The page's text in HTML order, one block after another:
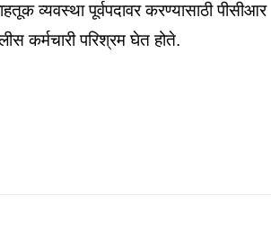
व्यवस्था पूर्वपदावर करण्यासाठी पीसीआर
कर्मचारी परिश्रम घेत होते.